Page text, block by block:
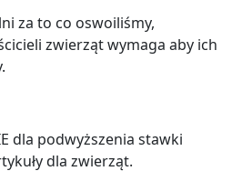
za to co oswoiliśmy,
zwierząt wymaga aby ich
dla podwyższenia stawki
dla zwierząt.